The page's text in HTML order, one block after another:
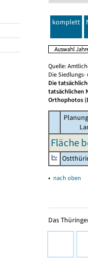
komplett
Quelle:
Die
Die
tatsächlichen
Orthophotos
Fläche
▴ nach oben
Das